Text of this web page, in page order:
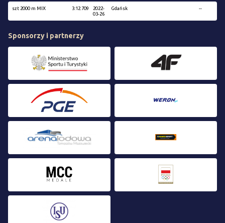
szt 2000 m MIX 3:12.709
2022-
03-26
Gdańsk --
Sponsorzy i partnerzy